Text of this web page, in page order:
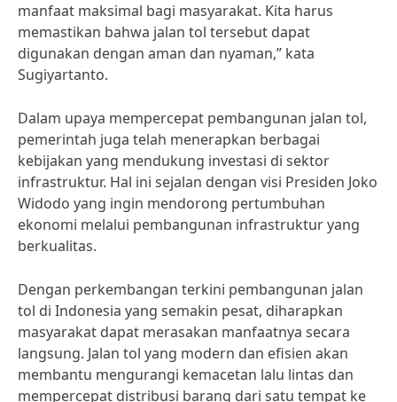
manfaat maksimal bagi masyarakat. Kita harus
memastikan bahwa jalan tol tersebut dapat
digunakan dengan aman dan nyaman,” kata
Sugiyartanto.
Dalam upaya mempercepat pembangunan jalan tol,
pemerintah juga telah menerapkan berbagai
kebijakan yang mendukung investasi di sektor
infrastruktur. Hal ini sejalan dengan visi Presiden Joko
Widodo yang ingin mendorong pertumbuhan
ekonomi melalui pembangunan infrastruktur yang
berkualitas.
Dengan perkembangan terkini pembangunan jalan
tol di Indonesia yang semakin pesat, diharapkan
masyarakat dapat merasakan manfaatnya secara
langsung. Jalan tol yang modern dan efisien akan
membantu mengurangi kemacetan lalu lintas dan
mempercepat distribusi barang dari satu tempat ke